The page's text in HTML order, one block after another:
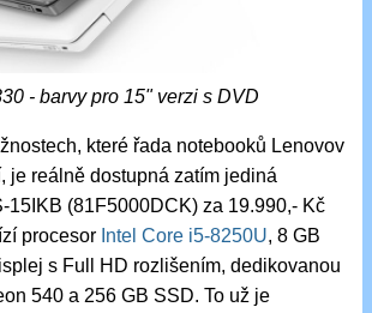
- barvy pro 15" verzi s DVD
které řada notebooků Lenovov
je reálně dostupná zatím jediná
15IKB (81F5000DCK) za 19.990,- Kč
procesor Intel Core i5-8250U, 8 GB
s Full HD rozlišením, dedikovanou
540 a 256 GB SSD. To už je